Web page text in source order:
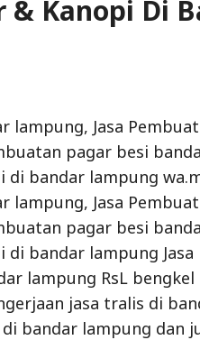
& Kanopi Di
lampung, Jasa
pagar besi
bandar lampung
lampung, Jasa
pagar besi
di bandar lampung
lampung RsL
jasa tralis di
bandar lampung dan